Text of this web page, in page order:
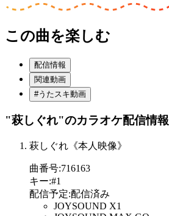
この曲を楽しむ
配信情報
関連動画
#うたスキ動画
"萩しぐれ"のカラオケ配信情報
萩しぐれ《本人映像》
曲番号:716163
キー:#1
配信予定:配信済み
JOYSOUND X1